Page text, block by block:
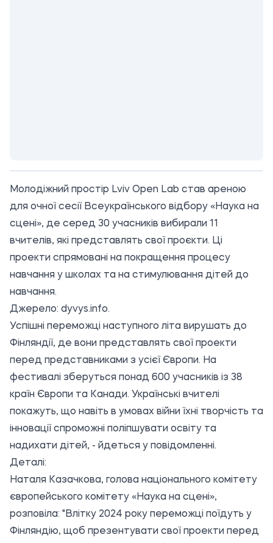
Молодіжний простір Lviv Open Lab став ареною
для очної сесії Всеукраїнського відбору «Наука на
сцені», де серед 30 учасників вибирали 11
вчителів, які представлять свої проєкти. Ці
проекти спрямовані на покращення процесу
навчання у школах та на стимулювання дітей до
навчання.
Джерело: dyvys.info.
Успішні переможці наступного літа вирушать до
Фінляндії, де вони представлять свої проекти
перед представниками з усієї Європи. На
фестивалі зберуться понад 600 учасників із 38
країн Європи та Канади. Українські вчителі
покажуть, що навіть в умовах війни їхні творчість та
інновації спроможні поліпшувати освіту та
надихати дітей, - йдеться у повідомленні.
Деталі:
Наталя Казачкова, голова національного комітету
європейського комітету «Наука на сцені»,
розповіла: "Влітку 2024 року переможці поїдуть у
Фінляндію, щоб презентувати свої проекти перед